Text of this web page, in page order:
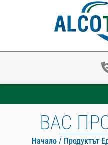
ЗА КОЛКО ВРЕМЕ ХВАЩАТ
BAC
Начало / Продуктът